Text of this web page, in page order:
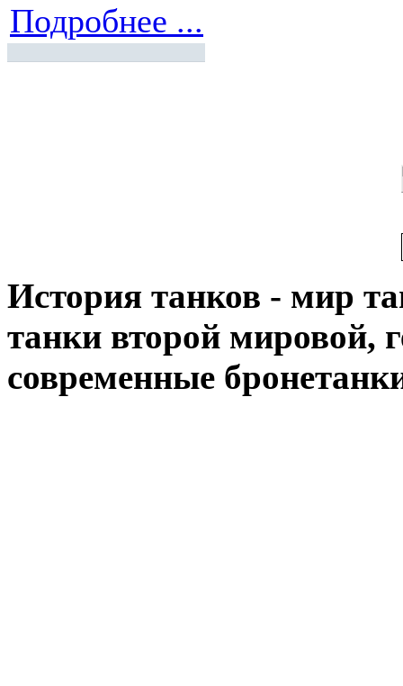
Подробнее ...
История танков - мир
танки второй мировой,
современные